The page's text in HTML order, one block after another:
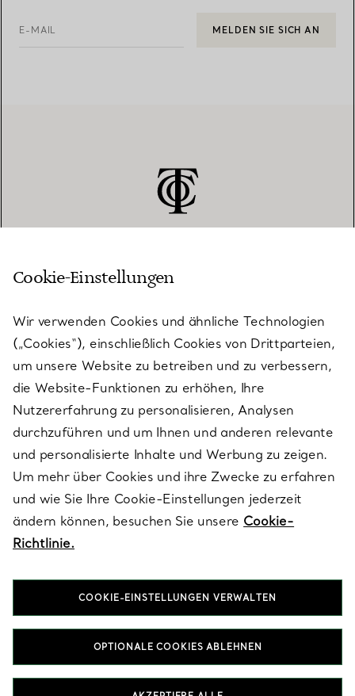
E-MAIL MELDEN SIE SICH AN
KUNDENSERVICE
SERVICES
ÜBER TIFFANY & CO.
RECHTLICHE HINWEISE
FOLGEN SIE UNS
T&Co. 2026
Cookie-Einstellungen
Wir verwenden Cookies und ähnliche Technologien
(„Cookies“), einschließlich Cookies von Drittparteien,
um unsere Website zu betreiben und zu verbessern,
die Website-Funktionen zu erhöhen, Ihre
Nutzererfahrung zu personalisieren, Analysen
durchzuführen und um Ihnen und anderen relevante
und personalisierte Inhalte und Werbung zu zeigen.
Um mehr über Cookies und ihre Zwecke zu erfahren
und wie Sie Ihre Cookie-Einstellungen jederzeit
ändern können, besuchen Sie unsere Cookie-
Richtlinie.
COOKIE-EINSTELLUNGEN VERWALTEN
OPTIONALE COOKIES ABLEHNEN